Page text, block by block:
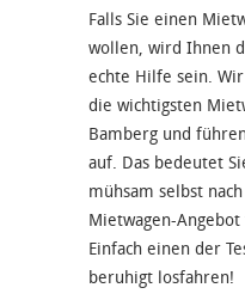
Falls Sie einen
wollen, wird Ihnen
echte Hilfe sein.
die wichtigsten
Bamberg und
auf. Das bedeutet
mühsam selbst
Mietwagen-
Einfach einen der
beruhigt losfahren!